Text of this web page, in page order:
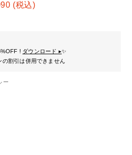
(税込)
! ダウンロード ▸✨
割引は併用できません
ー